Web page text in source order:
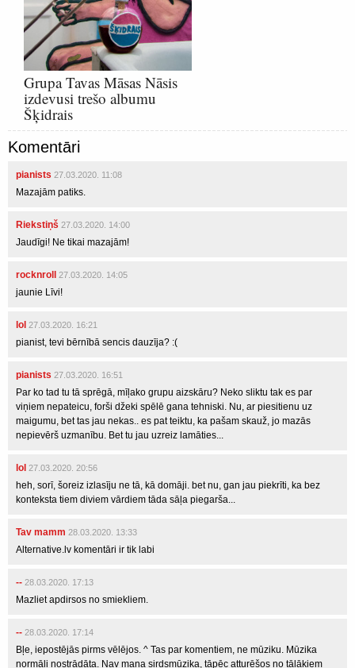
Grupa Tavas Māsas Nāsis
izdevusi trešo albumu
Šķidrais
Komentāri
pianists 27.03.2020. 11:08
Mazajām patiks.
Riekstiņš 27.03.2020. 14:00
Jaudīgi! Ne tikai mazajām!
rocknroll 27.03.2020. 14:05
jaunie Līvi!
lol 27.03.2020. 16:21
pianist, tevi bērnībā sencis dauzīja? :(
pianists 27.03.2020. 16:51
Par ko tad tu tā sprēgā, mīļako grupu aizskāru? Neko sliktu tak es par
viņiem nepateicu, forši džeki spēlē gana tehniski. Nu, ar piesitienu uz
maigumu, bet tas jau nekas.. es pat teiktu, ka pašam skauž, jo mazās
nepievērš uzmanību. Bet tu jau uzreiz lamāties...
lol 27.03.2020. 20:56
heh, sorī, šoreiz izlasīju ne tā, kā domāji. bet nu, gan jau piekrīti, ka bez
konteksta tiem diviem vārdiem tāda sāļa piegarša...
Tav mamm 28.03.2020. 13:33
Alternative.lv komentāri ir tik labi
-- 28.03.2020. 17:13
Mazliet apdirsos no smiekliem.
-- 28.03.2020. 17:14
Bļe, iepostējās pirms vēlējos. ^ Tas par komentiem, ne mūziku. Mūzika
normāli nostrādāta. Nav mana sirdsmūzika, tāpēc atturēšos no tālākiem